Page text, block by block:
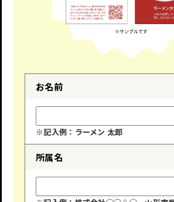
お名前
※記入例：ラーメン 太郎
所属名